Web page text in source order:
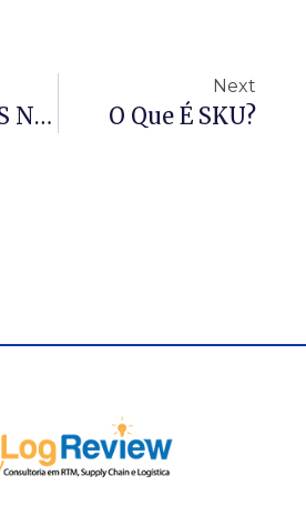
O Que É WMS Na Logística?
Next
O Que É SKU?